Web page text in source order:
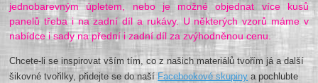
jednobarevným úpletem, nebo je možné objednat více kusů
panelů třeba i na zadní díl a rukávy. U některých vzorů máme v
nabídce i sady na přední i zadní díl za zvýhodněnou cenu.
Chcete-li se inspirovat vším tím, co z našich materiálů tvořím já a další
šikovné tvořilky, přidejte se do naší Facebookové skupiny a pochlubte